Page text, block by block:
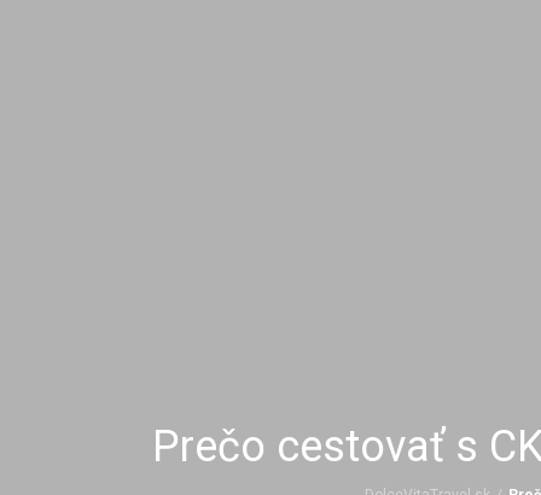
Prečo cestovať s